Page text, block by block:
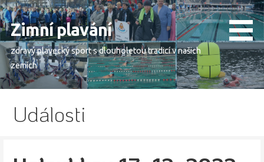
Skip
to
content
Zimní plavání
zdravý plavecký sport s dlouholetou tradicí v našich
zemích
Události